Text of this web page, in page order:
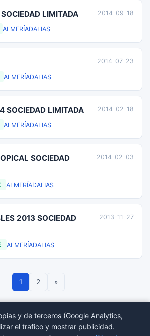
LIMITADA
ALMERÍADALIAS
2014-09-18
ALMERÍADALIAS
2014-07-23
SOCIEDAD LIMITADA
ALMERÍADALIAS
2014-02-18
SOCIEDAD
ALMERÍADALIAS
2014-02-03
2013 SOCIEDAD
ALMERÍADALIAS
2013-11-27
1 2 »
y de terceros (Google Analytics,
el trafico y mostrar publicidad.